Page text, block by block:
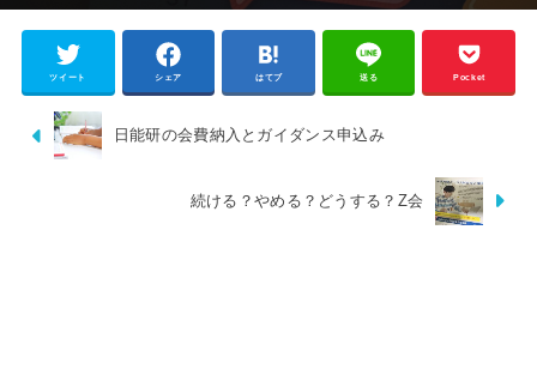
ツイート シェア はてブ 送る Pocket
日能研の会費納入とガイダンス申込み
続ける？やめる？どうする？Z会